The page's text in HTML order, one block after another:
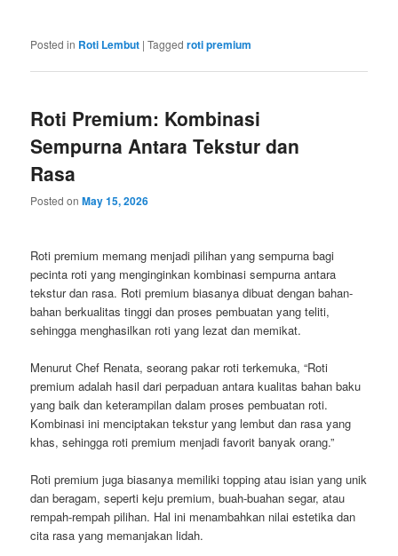
Posted in Roti Lembut |Tagged roti premium
Roti Premium: Kombinasi
Sempurna Antara Tekstur dan
Rasa
Posted onMay 15, 2026
Roti premium memang menjadi pilihan yang sempurna bagi
pecinta roti yang menginginkan kombinasi sempurna antara
tekstur dan rasa. Roti premium biasanya dibuat dengan bahan-
bahan berkualitas tinggi dan proses pembuatan yang teliti,
sehingga menghasilkan roti yang lezat dan memikat.
Menurut Chef Renata, seorang pakar roti terkemuka, “Roti
premium adalah hasil dari perpaduan antara kualitas bahan baku
yang baik dan keterampilan dalam proses pembuatan roti.
Kombinasi ini menciptakan tekstur yang lembut dan rasa yang
khas, sehingga roti premium menjadi favorit banyak orang.”
Roti premium juga biasanya memiliki topping atau isian yang unik
dan beragam, seperti keju premium, buah-buahan segar, atau
rempah-rempah pilihan. Hal ini menambahkan nilai estetika dan
cita rasa yang memanjakan lidah.